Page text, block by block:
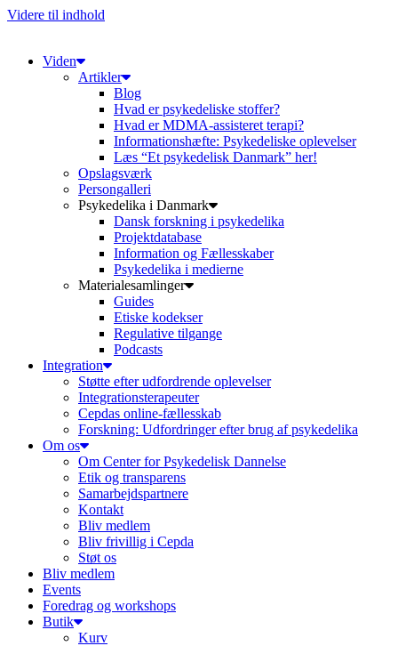
Videre til indhold
Viden
Artikler
Blog
Hvad er psykedeliske stoffer?
Hvad er MDMA-assisteret terapi?
Informationshæfte: Psykedeliske oplevelser
Læs “Et psykedelisk Danmark” her!
Opslagsværk
Persongalleri
Psykedelika i Danmark
Dansk forskning i psykedelika
Projektdatabase
Information og Fællesskaber
Psykedelika i medierne
Materialesamlinger
Guides
Etiske kodekser
Regulative tilgange
Podcasts
Integration
Støtte efter udfordrende oplevelser
Integrationsterapeuter
Cepdas online-fællesskab
Forskning: Udfordringer efter brug af psykedelika
Om os
Om Center for Psykedelisk Dannelse
Etik og transparens
Samarbejdspartnere
Kontakt
Bliv medlem
Bliv frivillig i Cepda
Støt os
Bliv medlem
Events
Foredrag og workshops
Butik
Kurv